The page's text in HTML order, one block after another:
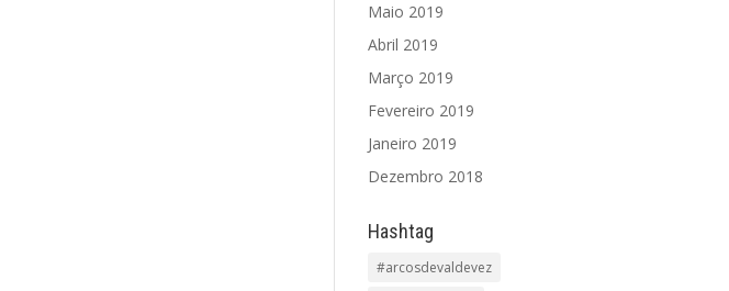
Maio 2019
Abril 2019
Março 2019
Fevereiro 2019
Janeiro 2019
Dezembro 2018
Hashtag
#arcosdevaldevez